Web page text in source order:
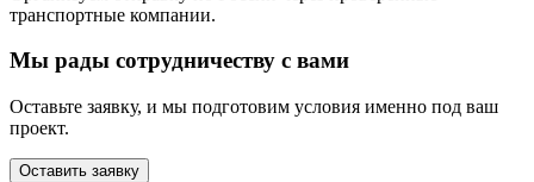
транспортные компании.
Мы рады сотрудничеству с вами
Оставьте заявку, и мы подготовим условия именно под ваш
проект.
Оставить заявку